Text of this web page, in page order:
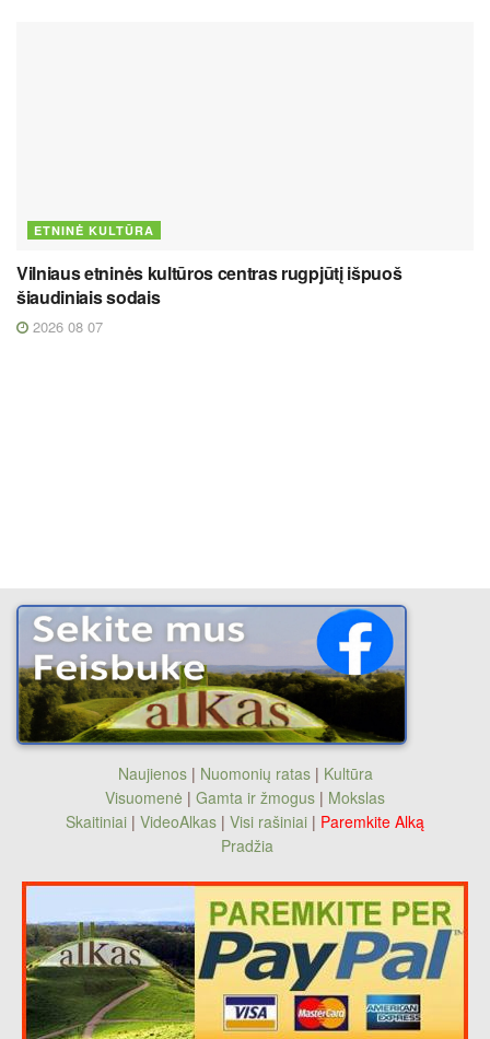
ETNINĖ KULTŪRA
Vilniaus etninės kultūros centras rugpjūtį išpuoš
šiaudiniais sodais
2026 08 07
Naujienos| Nuomonių ratas| Kultūra
Visuomenė | Gamta ir žmogus | Mokslas
Skaitiniai | VideoAlkas | Visi rašiniai | Paremkite Alką
Pradžia